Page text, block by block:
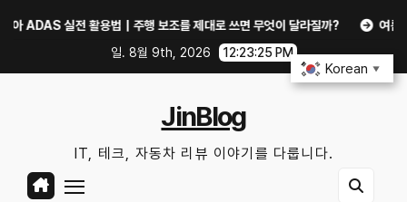
실전 활용법｜주행 보조를 제대로 쓰면 무엇이 달라질까?
여름철 에어컨
일. 8월 9th, 2026
12:23:25 PM
JinBlog
IT, 테크, 자동차 리뷰 이야기를 다룹니다.
Korean ▼